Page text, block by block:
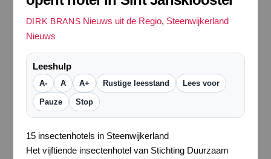
DIRK BRANS Nieuws uit de Regio, Steenwijkerland
Nieuws
Leeshulp
A- A A+ Rustige leesstand Lees voor
Pauze Stop
15 insectenhotels in Steenwijkerland
Het vijftiende insectenhotel van Stichting Duurzaam